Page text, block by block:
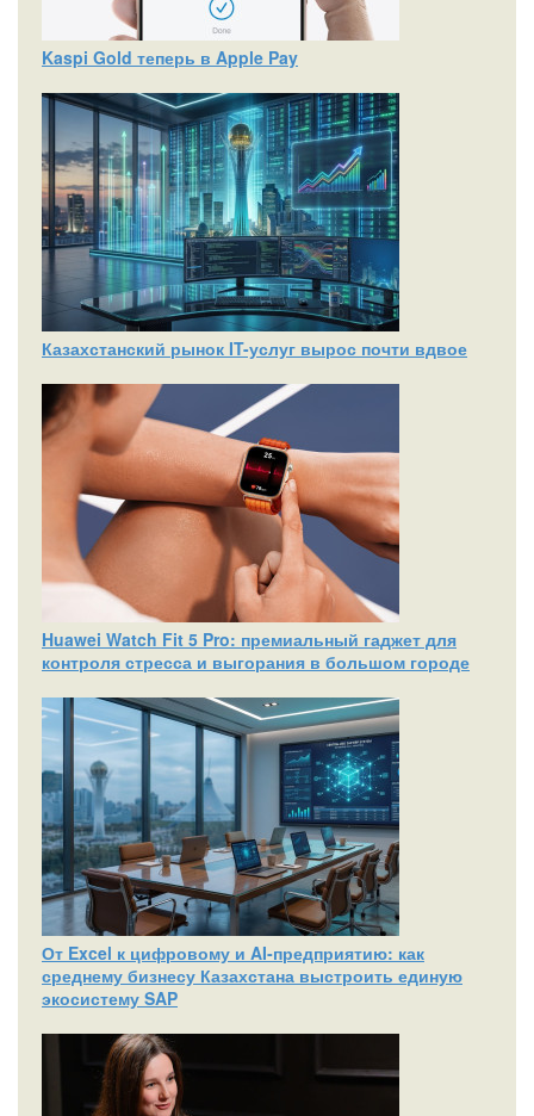
Kaspi Gold теперь в Apple Pay
Казахстанский рынок IT-услуг вырос почти вдвое
Huawei Watch Fit 5 Pro: премиальный гаджет для
контроля стресса и выгорания в большом городе
От Excel к цифровому и AI‑предприятию: как
среднему бизнесу Казахстана выстроить единую
экосистему SAP